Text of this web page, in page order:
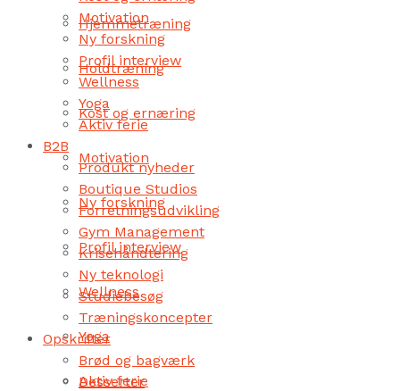
Hjemmetræning
Holdtræning
Kost og ernæring
Motivation
Ny forskning
Profil interview
Wellness
Yoga
Aktiv ferie
Motivation
Ny forskning
Profil interview
Wellness
Yoga
Aktiv ferie
B2B
Produkt nyheder
Boutique Studios
Forretningsudvikling
Gym Management
Krisehåndtering
Ny teknologi
Studiebesøg
Træningskoncepter
Opskrifter
Brød og bagværk
Desserter